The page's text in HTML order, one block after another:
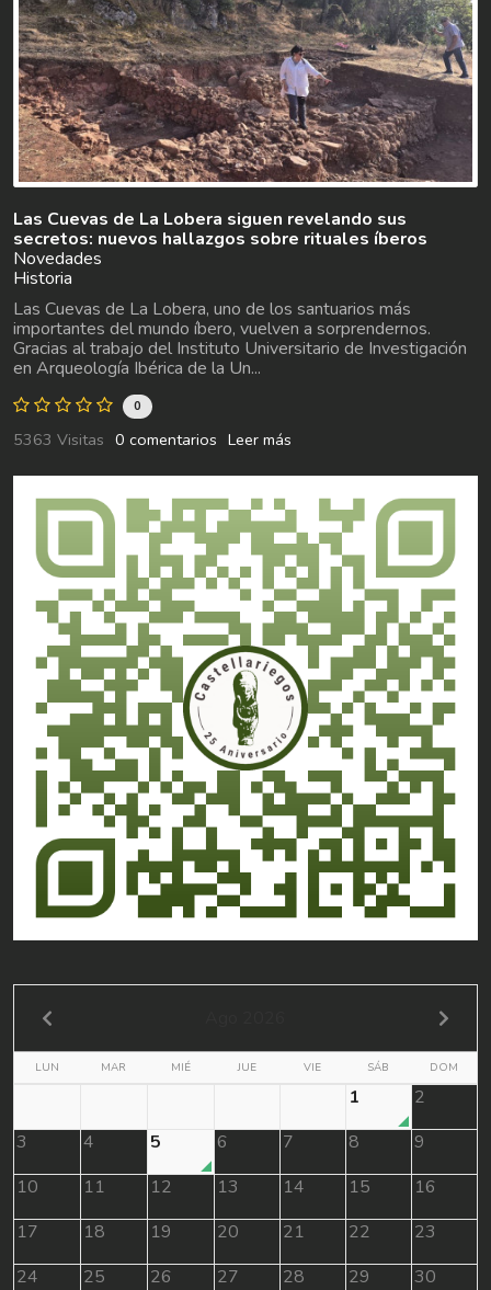
Las Cuevas de La Lobera siguen revelando sus
secretos: nuevos hallazgos sobre rituales íberos
Novedades
Historia
Las Cuevas de La Lobera, uno de los santuarios más
importantes del mundo íbero, vuelven a sorprendernos.
Gracias al trabajo del Instituto Universitario de Investigación
en Arqueología Ibérica de la Un...
0
5363 Visitas 0 comentarios Leer más
LUN MAR MIÉ JUE VIE SÁB DOM
1
2
3
4 5 6 7 8
9
10
11 12 13 14 15
16
17
18 19 20 21 22
23
24
25 26 27 28 29
30